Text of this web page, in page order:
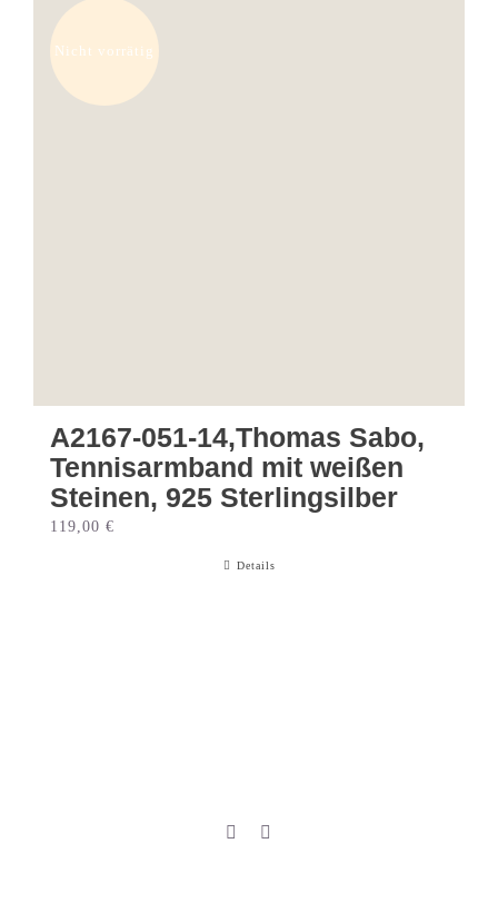
Nicht vorrätig
A2167-051-14,Thomas Sabo,
Tennisarmband mit weißen
Steinen, 925 Sterlingsilber
119,00 €
Details